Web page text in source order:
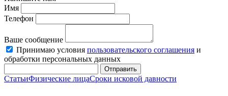
Имя
Телефон
Ваше сообщение
Принимаю условия пользовательского соглашения и
обработки персональных данных
Отправить
СтатьиФизические лицаСроки исковой давности